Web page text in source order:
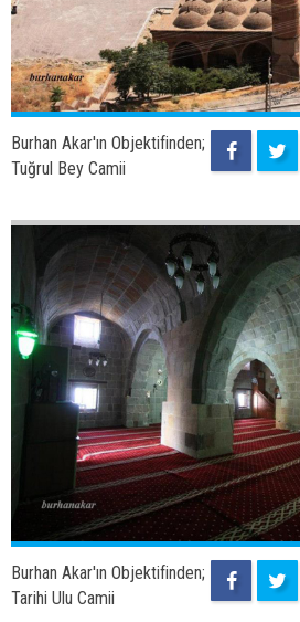
Adilcevaz'da Kış Manzarası
Burhan Akar'ın Objektifinden;
Kayısı Ağacı ve Adilcevaz